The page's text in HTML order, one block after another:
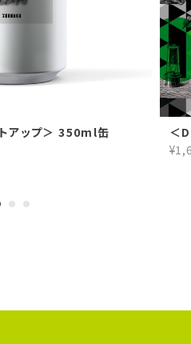
アップ＞ 350ml缶
＜